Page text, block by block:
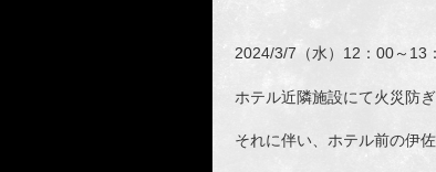
2024/3/7（水）12：00～13
ホテル近隣施設にて火災防
それに伴い、ホテル前の伊